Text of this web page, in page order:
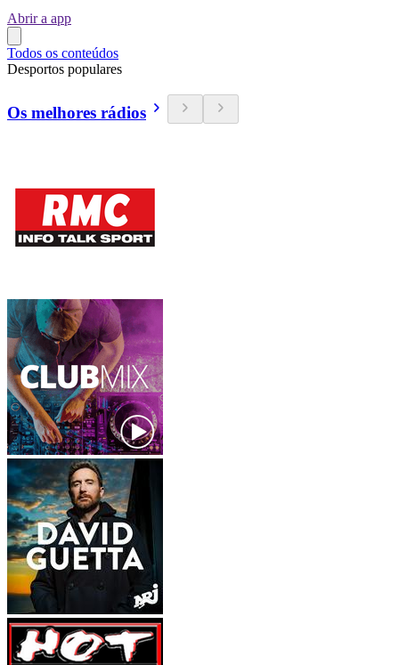
Abrir a app
Todos os conteúdos
Desportos populares
Os melhores rádios